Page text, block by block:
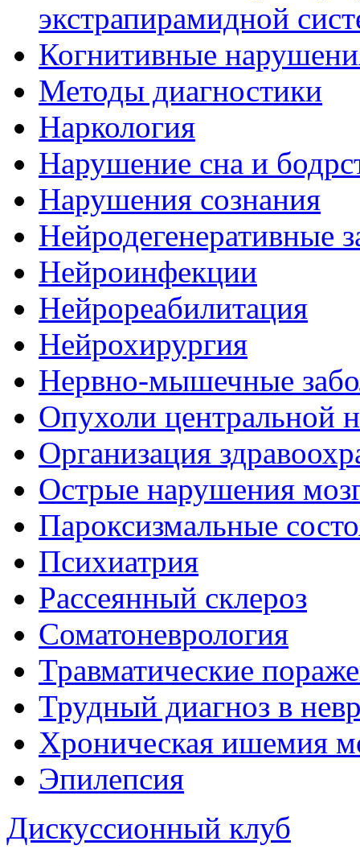
экстрапирамидной
Когнитивные
Методы диагностики
Наркология
Нарушение сна и
Нарушения сознания
Нейродегенеративные
Нейроинфекции
Нейрореабилитация
Нейрохирургия
Нервно-мышечные
Опухоли центральной
Организация
Острые нарушения
Пароксизмальные
Психиатрия
Рассеянный склероз
Соматоневрология
Травматические
Трудный диагноз в
Хроническая ишемия
Эпилепсия
Дискуссионный клуб